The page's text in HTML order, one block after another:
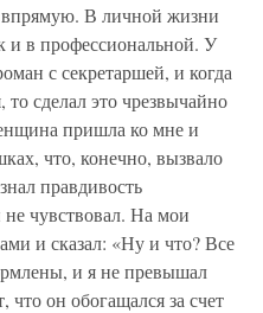
впрямую. В личной жизни
и в профессиональной. У
с секретаршей, и когда
сделал это чрезвычайно
пришла ко мне и
что, конечно, вызвало
правдивость
чувствовал. На мои
и сказал: «Ну и что? Все
и я не превышал
он обогащался за счет